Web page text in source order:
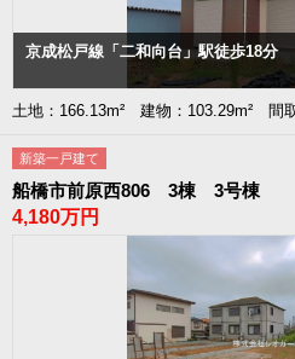
京成松戸線「二和向台」駅徒歩18分
土地：166.13m² 建物：103.29m² 間
新築一戸建て
船橋市前原西806 3棟 3号棟
4,180万円